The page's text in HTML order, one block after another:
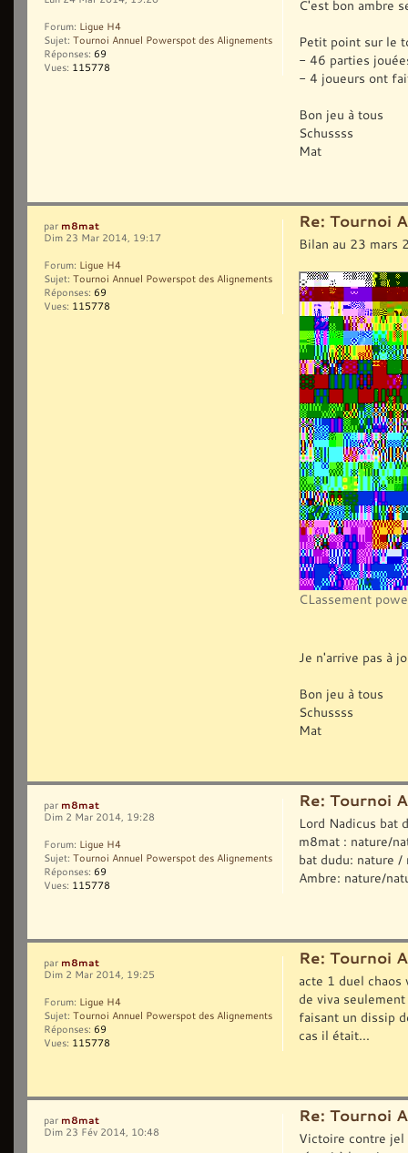
C'est bon ambre
Petit point sur le
- 46 parties
- 4 joueurs ont
Bon jeu à tous
Schussss
Mat
Forum: Ligue H4
Sujet: Tournoi Annuel Powerspot des Alignements
Réponses: 69
Vues: 115778
Re: Tournoi
Bilan au 23 mars
CLassement
Je n'arrive pas à
Bon jeu à tous
Schussss
Mat
par m8mat
Dim 23 Mar 2014, 19:17
Forum: Ligue H4
Sujet: Tournoi Annuel Powerspot des Alignements
Réponses: 69
Vues: 115778
Re: Tournoi
Lord Nadicus bat
m8mat : nature/
bat dudu: nature /
Ambre: nature/
par m8mat
Dim 2 Mar 2014, 19:28
Forum: Ligue H4
Sujet: Tournoi Annuel Powerspot des Alignements
Réponses: 69
Vues: 115778
Re: Tournoi
acte 1 duel chaos
de viva
faisant un dissip
cas il était...
par m8mat
Dim 2 Mar 2014, 19:25
Forum: Ligue H4
Sujet: Tournoi Annuel Powerspot des Alignements
Réponses: 69
Vues: 115778
Re: Tournoi
Victoire contre jel
par m8mat
Dim 23 Fév 2014, 10:48